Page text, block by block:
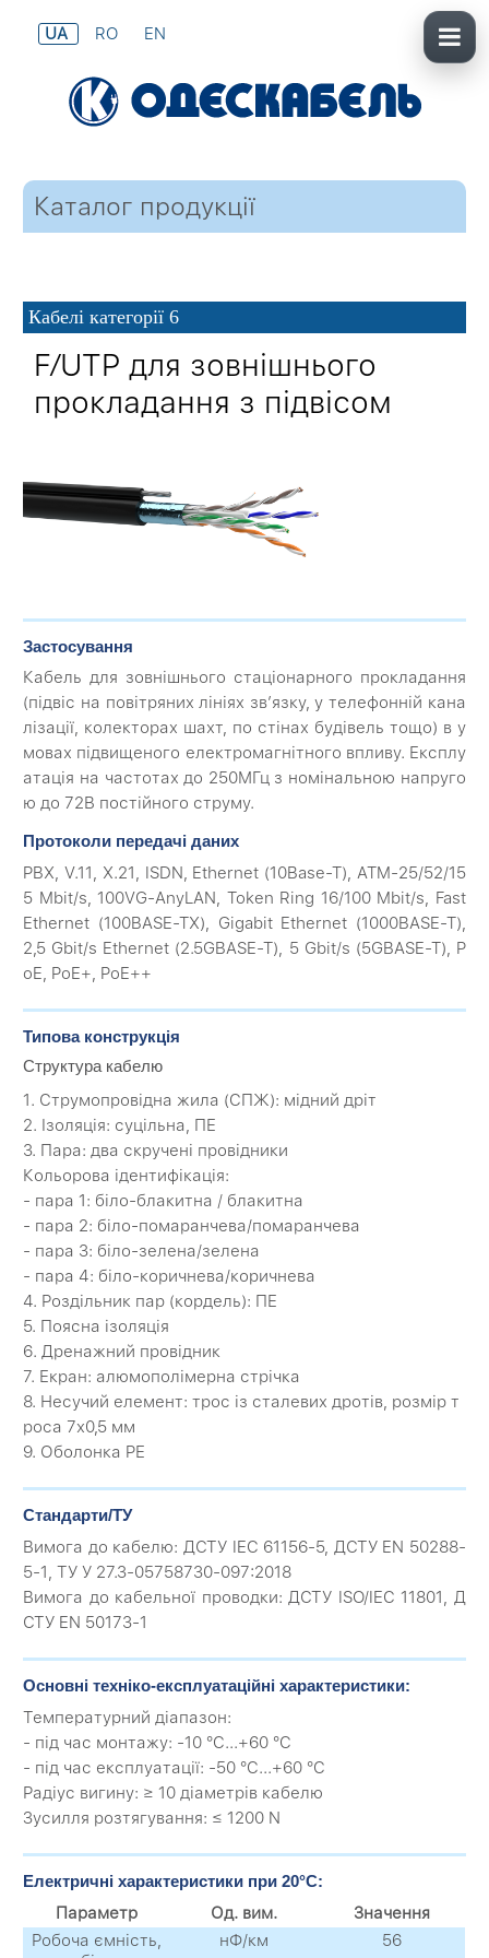
UA RO EN
Каталог продукції
Кабелі категорії 6
F⁄UTP для зовнішнього
прокладання з підвісом
Застосування
Кабель для зовнішнього стаціонарного прокладання
(підвіс на повітряних лініях зв’язку, у телефонній кана
лізації, колекторах шахт, по стінах будівель тощо) в у
мовах підвищеного електромагнітного впливу. Експлу
атація на частотах до 250МГц з номінальною напруго
ю до 72В постійного струму.
Протоколи передачі даних
PBX, V.11, X.21, ISDN, Ethernet (10Base-T), ATM-25/52/15
5 Mbit/s, 100VG-AnyLAN, Token Ring 16/100 Mbit/s, Fast
Ethernet (100BASE-TX), Gigabit Ethernet (1000BASE-T),
2,5 Gbit/s Ethernet (2.5GBASE-T), 5 Gbit/s (5GBASE-T), P
oE, PoE+, PoE++
Типова конструкція
Структура кабелю
1. Струмопровідна жила (CПЖ): мідний дріт
2. Ізоляція: суцільна, ПЕ
3. Пара: два скручені провідники
Кольорова ідентифікація:
- пара 1: біло-блакитна / блакитна
- пара 2: біло-помаранчева/помаранчева
- пара 3: біло-зелена/зелена
- пара 4: біло-коричнева/коричнева
4. Роздільник пар (кордель): ПЕ
5. Поясна ізоляція
6. Дренажний провідник
7. Екран: алюмополімерна стрічка
8. Несучий елемент: трос із сталевих дротів, розмір т
роса 7х0,5 мм
9. Оболонка PЕ
Стандарти/ТУ
Вимога до кабелю: ДСТУ IEC 61156-5, ДСТУ EN 50288-
5-1, ТУ У 27.3-05758730-097:2018
Вимога до кабельної проводки: ДСТУ ISO/IEC 11801, Д
СТУ EN 50173-1
Основні техніко-експлуатаційні характеристики:
Температурний діапазон:
- під час монтажу: -10 °C...+60 °C
- під час експлуатації: -50 °C...+60 °C
Радіус вигину: ≥ 10 діаметрів кабелю
Зусилля розтягування: ≤ 1200 N
Електричні характеристики при 20°C:
Параметр Од. вим.
Значення
Робоча ємність,
нФ/км 56